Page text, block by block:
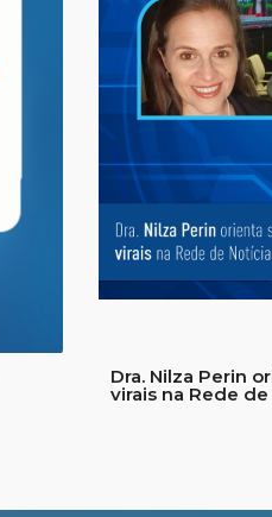
Dra. Nilza Perin
virais na Rede